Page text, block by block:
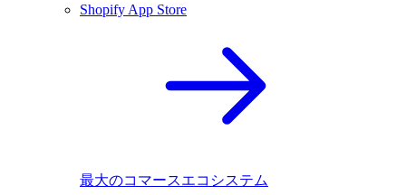
Shopify App Store
最大のコマースエコシステム